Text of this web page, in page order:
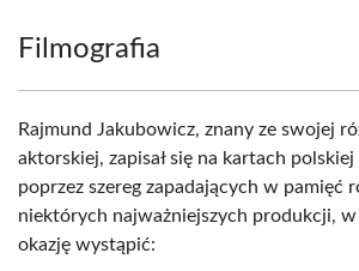
Filmografia
Rajmund Jakubowicz, znany ze swojej
aktorskiej, zapisał się na kartach
poprzez szereg zapadających w pamięć
niektórych najważniejszych produkcji, w
okazję wystąpić: